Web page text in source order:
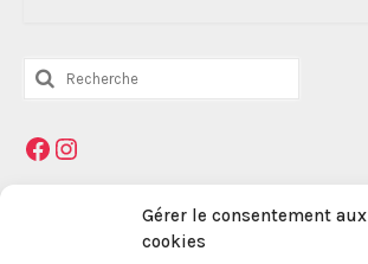
Gérer le consentement aux
cookies
Rechercher
:
Facebook
Instagram
Mentions légales